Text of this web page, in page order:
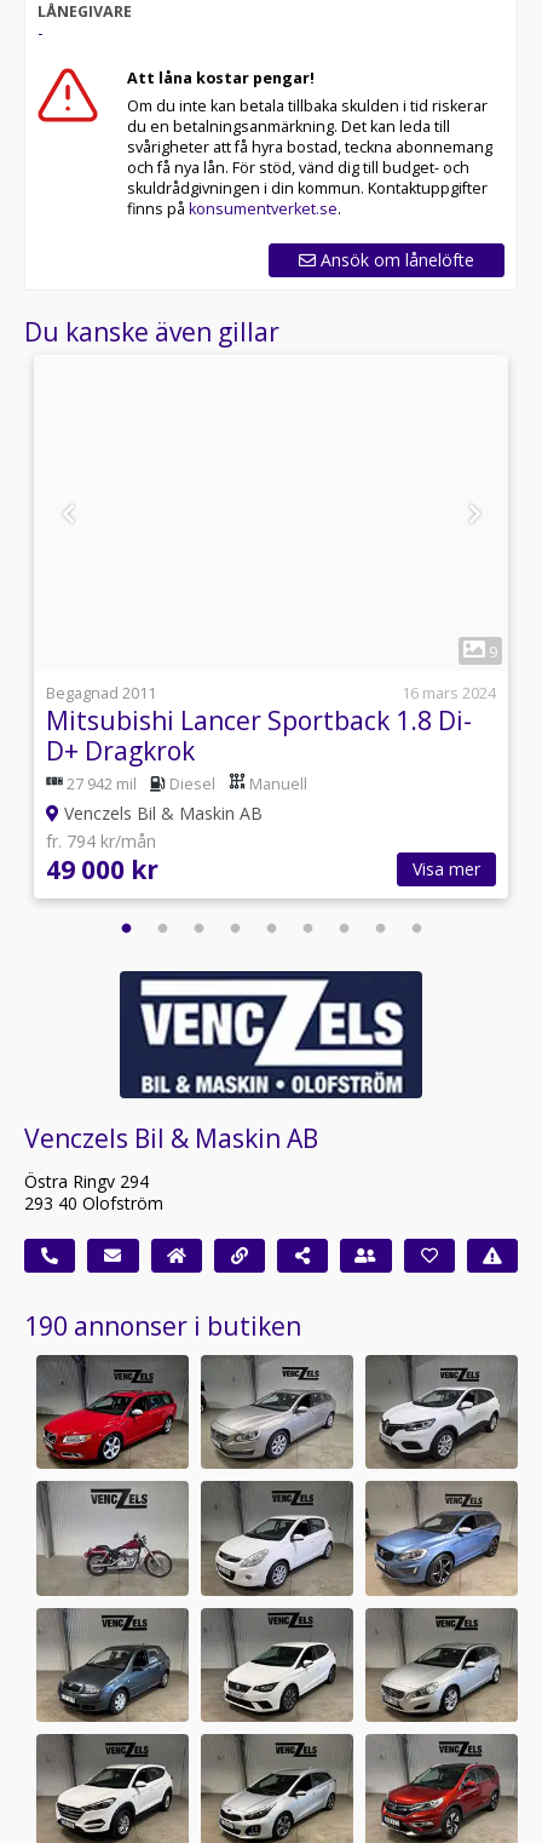
LÅNEGIVARE
-
Att låna kostar pengar!
Om du inte kan betala tillbaka skulden i tid riskerar
du en betalningsanmärkning. Det kan leda till
svårigheter att få hyra bostad, teckna abonnemang
och få nya lån. För stöd, vänd dig till budget- och
skuldrådgivningen i din kommun. Kontaktuppgifter
finns på konsumentverket.se.
Ansök om lånelöfte
Du kanske även gillar
9
Begagnad 2011
16 mars 2024
Mitsubishi Lancer Sportback 1.8 Di-
D+ Dragkrok
27 942 mil Diesel Manuell
Venczels Bil & Maskin AB
fr. 794 kr/mån
49 000 kr Visa mer
Venczels Bil & Maskin AB
Östra Ringv 294
293 40 Olofström
190 annonser i butiken